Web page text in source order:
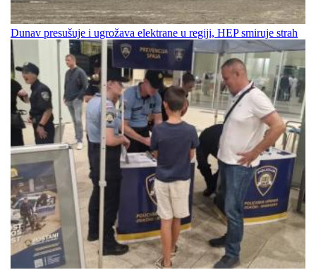
Dunav presušuje i ugrožava elektrane u regiji, HEP smiruje strah